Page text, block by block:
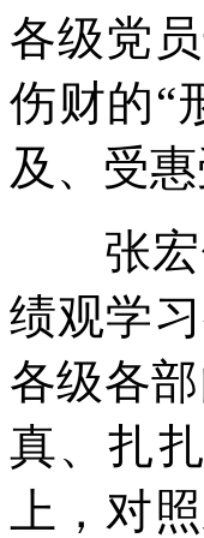
各级党
伤财的“
及、受
张宏伟
绩观学
各级各
真、扎
上，对